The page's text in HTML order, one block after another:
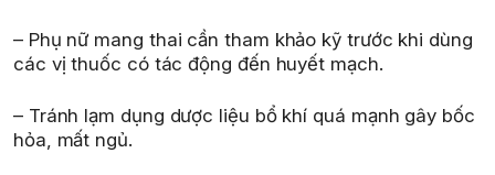
– Phụ nữ mang thai cần tham khảo kỹ trước khi dùng
các vị thuốc có tác động đến huyết mạch.
– Tránh lạm dụng dược liệu bổ khí quá mạnh gây bốc
hỏa, mất ngủ.